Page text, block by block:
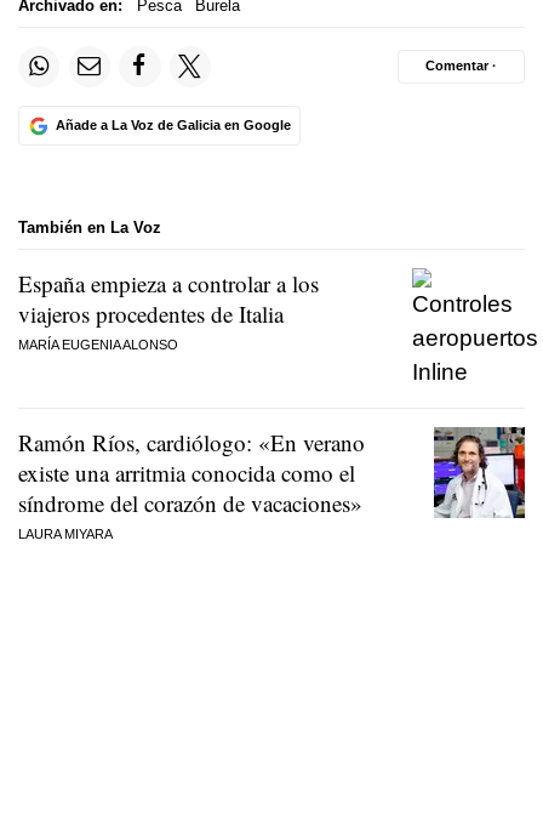
Archivado en: Pesca Burela
Añade a La Voz de Galicia en Google
Comentar ·
También en La Voz
España empieza a controlar a los
viajeros procedentes de Italia
MARÍA EUGENIA ALONSO
Ramón Ríos, cardiólogo: «En verano
existe una arritmia conocida como el
síndrome del corazón de vacaciones»
LAURA MIYARA